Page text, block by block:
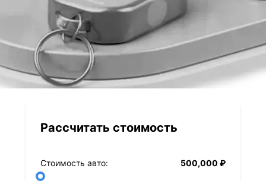
Рассчитать стоимость
Стоимость авто: 500,000 ₽